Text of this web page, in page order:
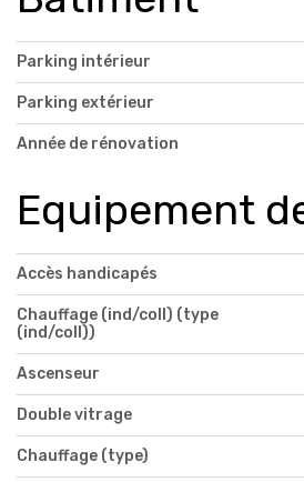
Parking intérieur
Parking extérieur
Année de rénovation
Equipement
Accès handicapés
Chauffage (ind/coll) (type
(ind/coll))
Ascenseur
Double vitrage
Chauffage (type)